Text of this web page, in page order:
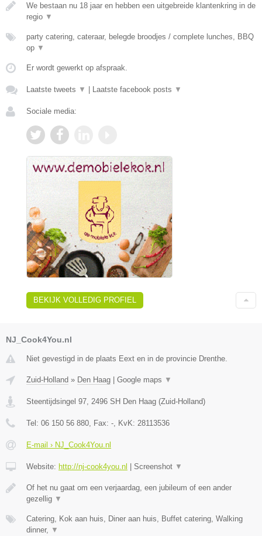
We bestaan nu 18 jaar en hebben een uitgebreide klantenkring in de
regio ▼
party catering, cateraar, belegde broodjes / complete lunches, BBQ
op ▼
Er wordt gewerkt op afspraak.
Laatste tweets ▼ | Laatste facebook posts ▼
Sociale media:
BEKIJK VOLLEDIG PROFIEL
NJ_Cook4You.nl
Niet gevestigd in de plaats Eext en in de provincie Drenthe.
Zuid-Holland » Den Haag Google maps ▼
Steentijdsingel 97 2496 SH Den Haag (Zuid-Holland)
Tel: 06 150 56 880 , Fax: - , KvK: 28113536
E-mail › NJ_Cook4You.nl
Website: http://nj-cook4you.nl Screenshot ▼
Of het nu gaat om een verjaardag, een jubileum of een ander
gezellig ▼
Catering, Kok aan huis, Diner aan huis, Buffet catering, Walking
dinner,
▼